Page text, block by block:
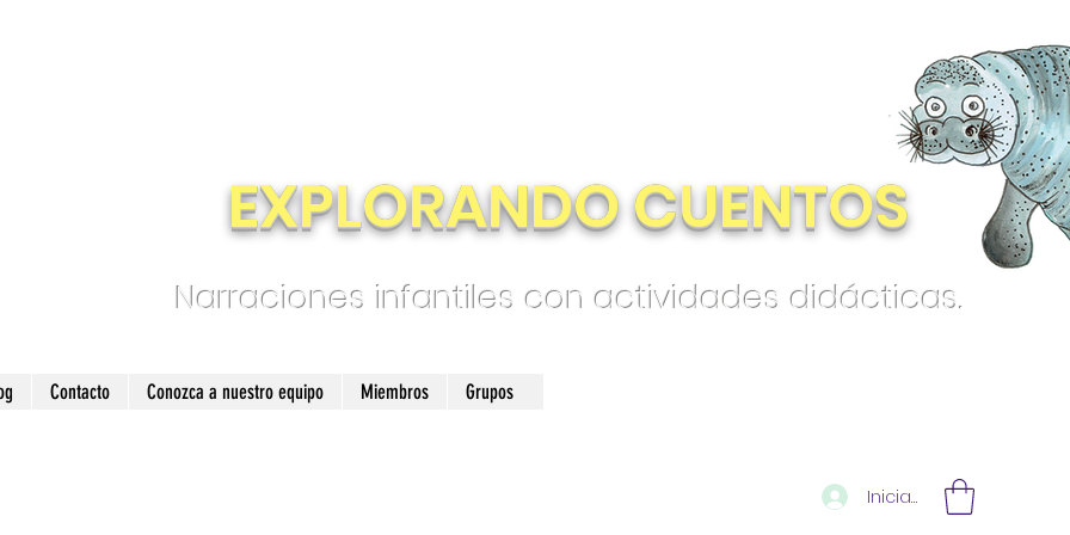
EXPLORANDO CUENTOS
Narraciones infantiles con actividades didácticas.
Iniciar sesión
Contacto Conozca a nuestro equipo Miembros Grupos